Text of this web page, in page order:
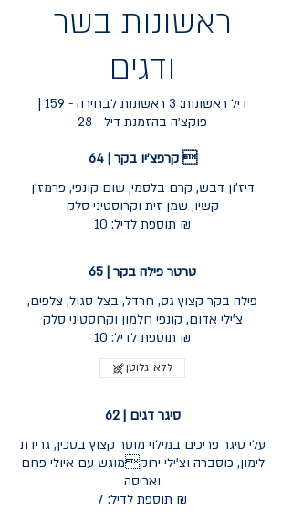
ראשונות בשר
ודגים
דיל ראשונות: 3 ראשונות לבחירה - 159 |
פוקצ׳ה בהזמנת דיל - 28
קרפצ'יו בקר | 64 
דיז'ון דבש, קרם בלסמי, שום קונפי, פרמז'ן
קשיו, שמן זית וקרוסטיני סלק
תוספת לדיל: 10 ₪
טרטר פילה בקר | 65
פילה בקר קצוץ גס, חרדל, בצל סגול, צלפים,
צ'ילי אדום, קונפי חלמון וקרוסטיני סלק
תוספת לדיל: 10 ₪
ללא גלוטן
סיגר דגים | 62
עלי סיגר פריכים במילוי מוסר קצוץ בסכין, גרידת
לימון, כוסברה וצ'ילי ירוקמוגש עם איולי פחם
ואריסה
תוספת לדיל: 7 ₪